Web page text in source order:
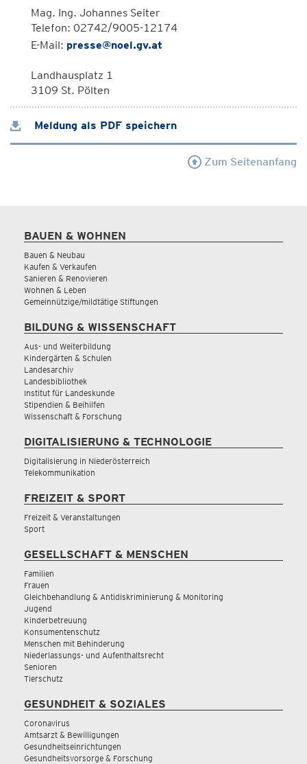
Mag. Ing. Johannes Seiter
Telefon: 02742/9005-12174
E-Mail: presse@noel.gv.at
Landhausplatz 1
3109 St. Pölten
Meldung als PDF speichern
Zum Seitenanfang
BAUEN & WOHNEN
Bauen & Neubau
Kaufen & Verkaufen
Sanieren & Renovieren
Wohnen & Leben
Gemeinnützige/mildtätige Stiftungen
BILDUNG & WISSENSCHAFT
Aus- und Weiterbildung
Kindergärten & Schulen
Landesarchiv
Landesbibliothek
Institut für Landeskunde
Stipendien & Beihilfen
Wissenschaft & Forschung
DIGITALISIERUNG & TECHNOLOGIE
Digitalisierung in Niederösterreich
Telekommunikation
FREIZEIT & SPORT
Freizeit & Veranstaltungen
Sport
GESELLSCHAFT & MENSCHEN
Familien
Frauen
Gleichbehandlung & Antidiskriminierung & Monitoring
Jugend
Kinderbetreuung
Konsumentenschutz
Menschen mit Behinderung
Niederlassungs- und Aufenthaltsrecht
Senioren
Tierschutz
GESUNDHEIT & SOZIALES
Coronavirus
Amtsarzt & Bewilligungen
Gesundheitseinrichtungen
Gesundheitsvorsorge & Forschung